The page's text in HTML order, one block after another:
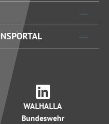
WALHALLA
Bundeswehr